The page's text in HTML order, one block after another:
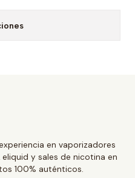
en vaporizadores
y sales de nicotina en
100% auténticos.